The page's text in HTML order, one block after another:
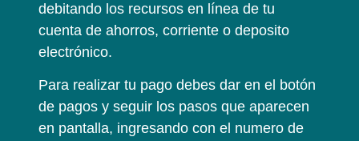
debitando los recursos en línea de tu
cuenta de ahorros, corriente o deposito
electrónico.
Para realizar tu pago debes dar en el botón
de pagos y seguir los pasos que aparecen
en pantalla, ingresando con el numero de